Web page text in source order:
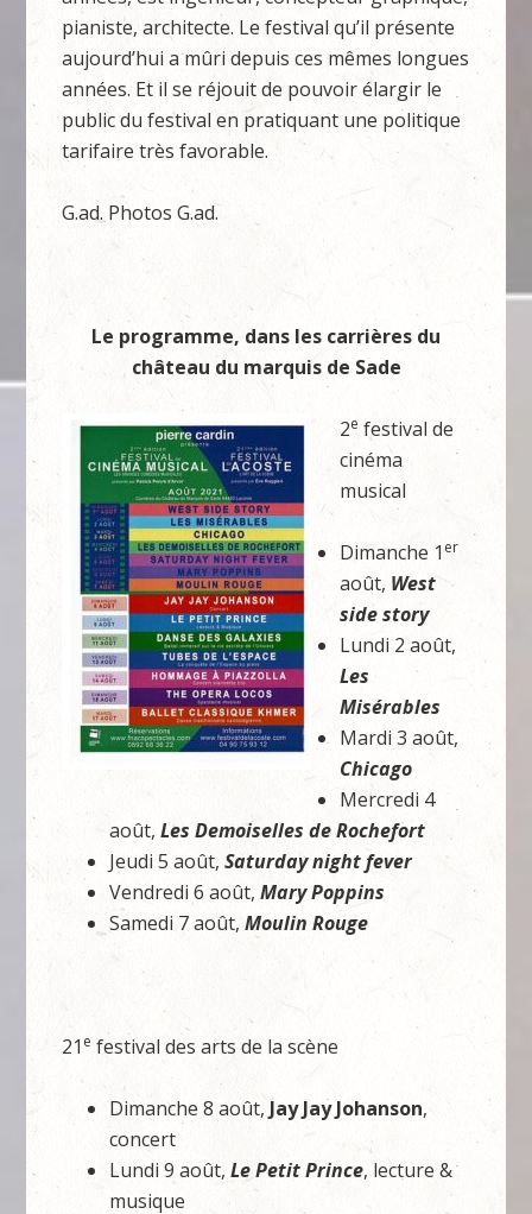
pianiste, architecte. Le festival qu’il présente
aujourd’hui a mûri depuis ces mêmes longues
années. Et il se réjouit de pouvoir élargir le
public du festival en pratiquant une politique
tarifaire très favorable.
G.ad. Photos G.ad.
Le programme, dans les carrières du
château du marquis de Sade
2e festival de
cinéma
musical
Dimanche 1er
août, West
side story
Lundi 2 août,
Les
Misérables
Mardi 3 août,
Chicago
Mercredi 4
août,Les Demoiselles de Rochefort
Jeudi 5 août,Saturday night fever
Vendredi 6 août,Mary Poppins
Samedi 7 août,Moulin Rouge
21 e festival des arts de la scène
Dimanche 8 août, Jay Jay Johanson,
concert
Lundi 9 août,Le Petit Prince, lecture &
musique